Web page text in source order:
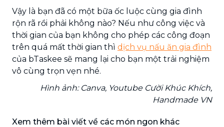
Vậy là bạn đã có một bữa ốc luộc cùng gia đình
rộn rã rồi phải không nào? Nếu như công việc và
thời gian của bạn không cho phép các công đoạn
trên quá mất thời gian thì dịch vụ nấu ăn gia đình
của bTaskee sẽ mang lại cho bạn một trải nghiệm
vô cùng trọn vẹn nhé.
Hình ảnh: Canva, Youtube Cười Khúc Khích,
Handmade VN
Xem thêm bài viết về các món ngon khác